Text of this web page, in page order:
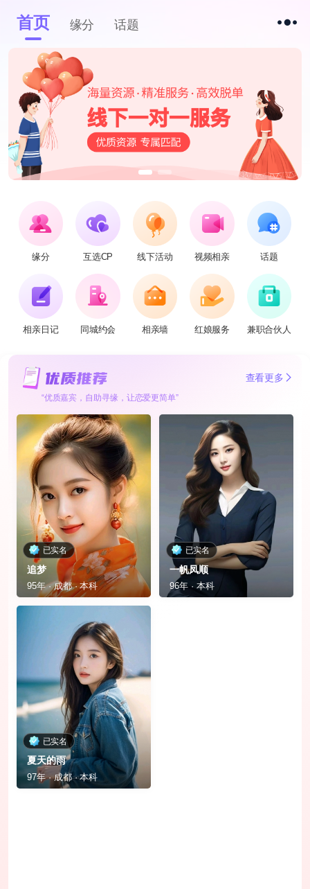
首页 缘分 话题
缘分 互选CP 线下活动 视频相亲 话题
相亲日记 同城约会 相亲墙 红娘服务 兼职合伙人
查看更多
“优质嘉宾，自助寻缘，让恋爱更简单”
已实名
追梦
95年 · 成都 · 本科
已实名
一帆凤顺
96年 · 本科
已实名
夏天的雨
97年 · 成都 · 本科